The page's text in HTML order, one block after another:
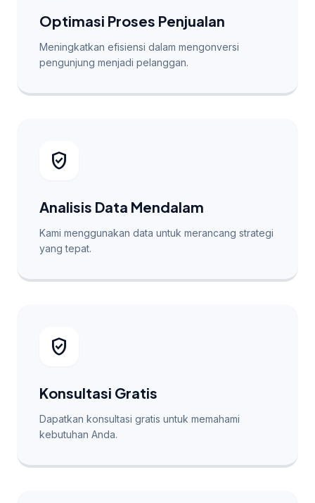
Optimasi Proses Penjualan
Meningkatkan efisiensi dalam mengonversi
pengunjung menjadi pelanggan.
verified_user
Analisis Data Mendalam
Kami menggunakan data untuk merancang strategi
yang tepat.
verified_user
Konsultasi Gratis
Dapatkan konsultasi gratis untuk memahami
kebutuhan Anda.